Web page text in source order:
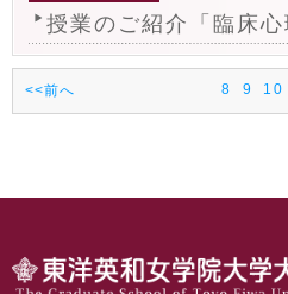
授業のご紹介「臨床
<<前へ 8 9 10